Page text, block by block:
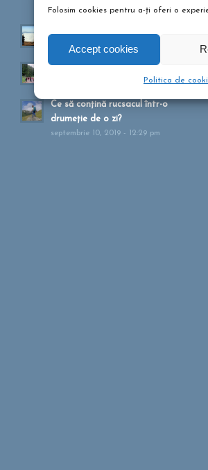
Folosim cookies pentru a-ți oferi o
Accept cookies
Politica de
mai 27, 2021 - 1:41 pm
aprilie 20, 2021 - 1:16 pm
Drumeții montane pentru familii!
februarie 13, 2020 - 5:21 pm
Ce să conțină rucsacul într-o
drumeție de o zi?
septembrie 10, 2019 - 12:29 pm